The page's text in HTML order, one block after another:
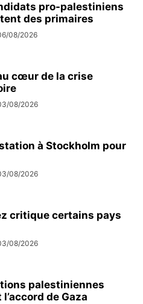
pro-palestiniens
des primaires
08/2026
cœur de la crise
08/2026
à Stockholm pour
08/2026
critique certains pays
08/2026
palestiniennes
de Gaza